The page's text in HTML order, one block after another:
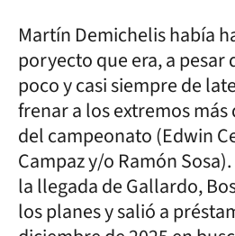
Martín Demichelis había
poryecto que era, a pesar
poco y casi siempre de
frenar a los extremos
del campeonato (Edwin
Campaz y/o Ramón
la llegada de Gallardo,
los planes y salió a